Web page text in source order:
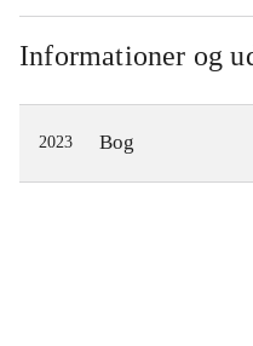
complexity
Informationer og
2023 Bog